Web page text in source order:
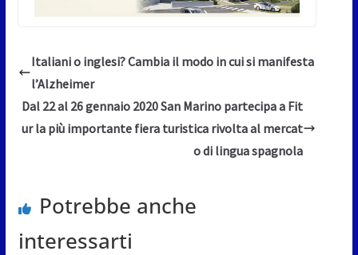
Italiani o inglesi? Cambia il modo in cui si manifesta
l’Alzheimer
Dal 22 al 26 gennaio 2020 San Marino partecipa a Fit
ur la più importante fiera turistica rivolta al mercat
o di lingua spagnola
Potrebbe anche
interessarti